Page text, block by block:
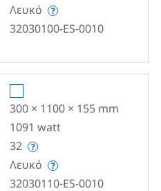
Λευκό
32030100-ES-0010
300 × 1100 × 155 mm
1091 watt
32
Λευκό
32030110-ES-0010